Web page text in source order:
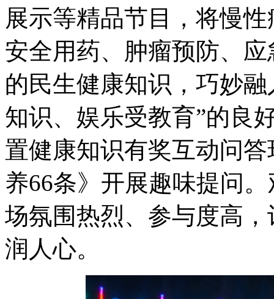
展示等精品节目，将慢
安全用药、肿瘤预防、
的民生健康知识，巧妙
知识、娱乐受教育”的良
置健康知识有奖互动问
养66条》开展趣味提问
场氛围热烈、参与度高
润人心。